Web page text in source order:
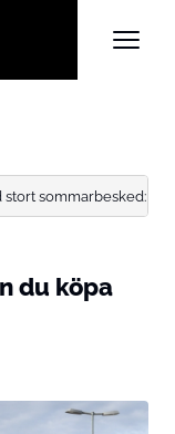
sommarbesked:
du köpa